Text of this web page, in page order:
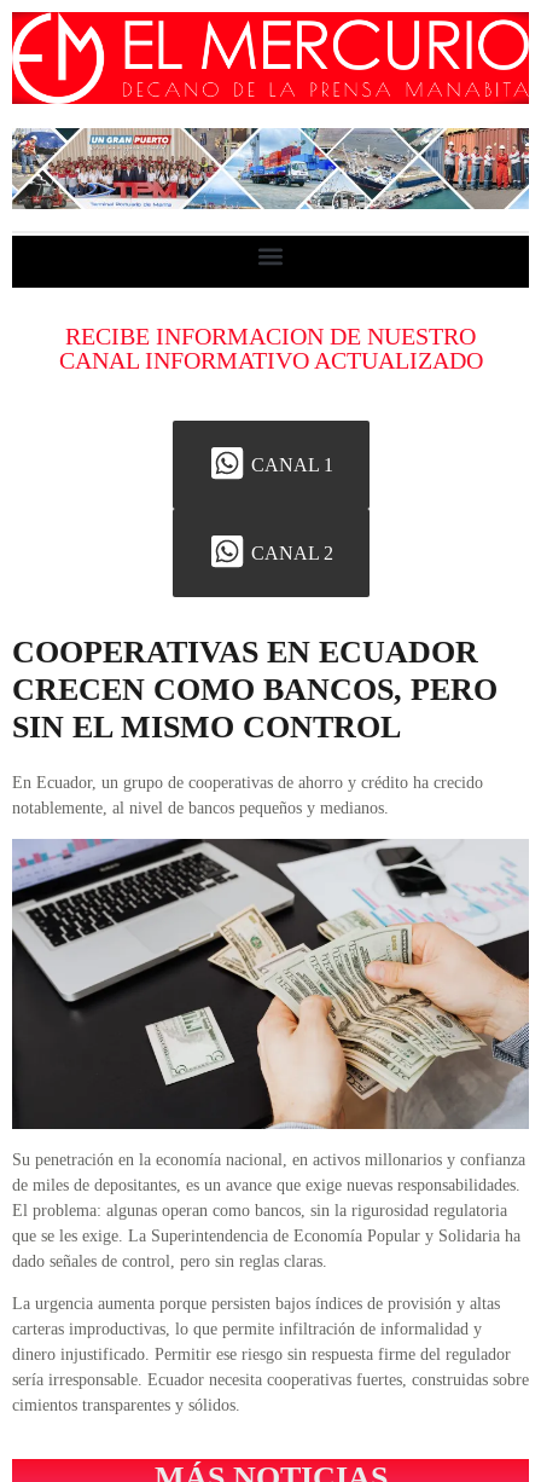
RECIBE INFORMACION DE NUESTRO
CANAL INFORMATIVO ACTUALIZADO
CANAL 1
CANAL 2
COOPERATIVAS EN ECUADOR
CRECEN COMO BANCOS, PERO
SIN EL MISMO CONTROL
En Ecuador, un grupo de cooperativas de ahorro y crédito ha crecido
notablemente, al nivel de bancos pequeños y medianos.
Su penetración en la economía nacional, en activos millonarios y confianza
de miles de depositantes, es un avance que exige nuevas responsabilidades.
El problema: algunas operan como bancos, sin la rigurosidad regulatoria
que se les exige. La Superintendencia de Economía Popular y Solidaria ha
dado señales de control, pero sin reglas claras.
La urgencia aumenta porque persisten bajos índices de provisión y altas
carteras improductivas, lo que permite infiltración de informalidad y
dinero injustificado. Permitir ese riesgo sin respuesta firme del regulador
sería irresponsable. Ecuador necesita cooperativas fuertes, construidas sobre
cimientos transparentes y sólidos.